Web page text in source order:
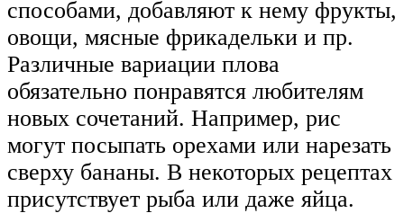
способами, добавляют к нему фрукты,
овощи, мясные фрикадельки и пр.
Различные вариации плова
обязательно понравятся любителям
новых сочетаний. Например, рис
могут посыпать орехами или нарезать
сверху бананы. В некоторых рецептах
присутствует рыба или даже яйца.